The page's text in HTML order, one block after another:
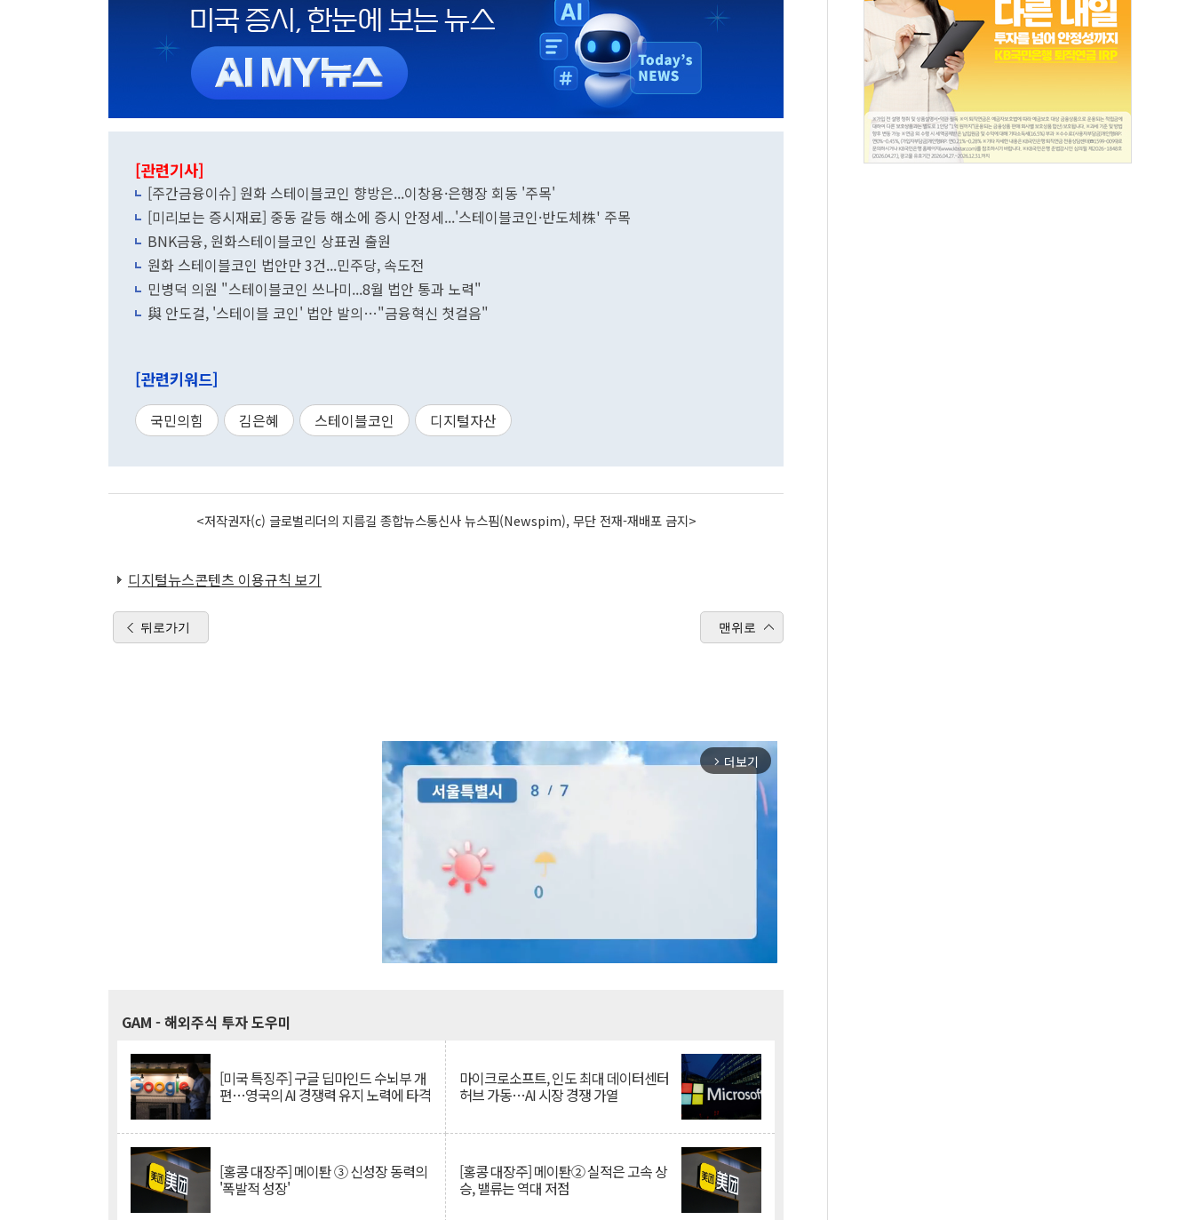
[관련기사]
[주간금융이슈] 원화 스테이블코인 향방은...이창용·은행장 회동 '주목'
[미리보는 증시재료] 중동 갈등 해소에 증시 안정세...'스테이블코인·반도체株' 주목
BNK금융, 원화스테이블코인 상표권 출원
원화 스테이블코인 법안만 3건...민주당, 속도전
민병덕 의원 "스테이블코인 쓰나미...8월 법안 통과 노력"
與 안도걸, '스테이블 코인' 법안 발의…"금융혁신 첫걸음"
[관련키워드]
국민의힘 김은혜 스테이블코인 디지털자산
<저작권자(c) 글로벌리더의 지름길 종합뉴스통신사 뉴스핌(Newspim), 무단 전재-재배포 금지>
디지털뉴스콘텐츠 이용규칙 보기
뒤로가기 맨위로
arrow_forward_ios 더보기
GAM - 해외주식 투자 도우미
[미국 특징주] 구글 딥마인드 수뇌부 개
편…영국의 AI 경쟁력 유지 노력에 타격
마이크로소프트, 인도 최대 데이터센터
허브 가동…AI 시장 경쟁 가열
[홍콩 대장주] 메이퇀 ③ 신성장 동력의
'폭발적 성장'
[홍콩 대장주] 메이퇀② 실적은 고속 상
승, 밸류는 역대 저점